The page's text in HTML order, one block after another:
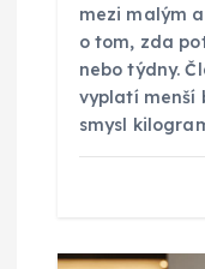
mezi malým
o tom, zda
nebo týdny.
vyplatí menší
smysl